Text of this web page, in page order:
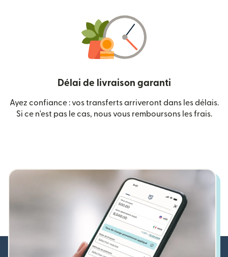
Délai de livraison garanti
Ayez confiance : vos transferts arriveront dans les délais.
Si ce n'est pas le cas, nous vous remboursons les frais.